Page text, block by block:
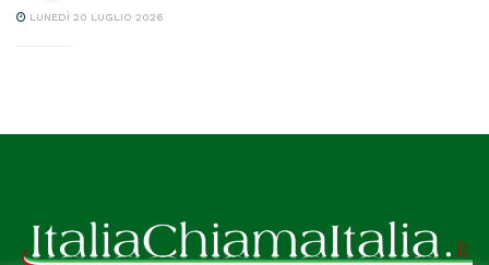
LUNEDÌ 20 LUGLIO 2026